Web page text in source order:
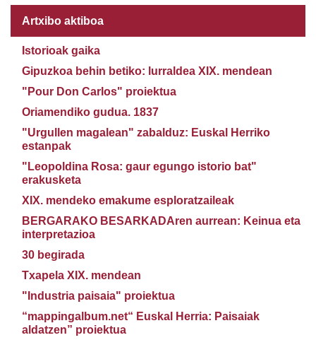
Artxibo aktiboa
Istorioak gaika
Gipuzkoa behin betiko: lurraldea XIX. mendean
"Pour Don Carlos" proiektua
Oriamendiko gudua. 1837
"Urgullen magalean" zabalduz: Euskal Herriko
estanpak
"Leopoldina Rosa: gaur egungo istorio bat"
erakusketa
XIX. mendeko emakume esploratzaileak
BERGARAKO BESARKADAren aurrean: Keinua eta
interpretazioa
30 begirada
Txapela XIX. mendean
"Industria paisaia" proiektua
“mappingalbum.net“ Euskal Herria: Paisaiak
aldatzen” proiektua